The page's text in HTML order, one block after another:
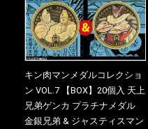
キン肉マンメダルコレクショ
ン VOL.7 【BOX】20個入 天上
兄弟ゲンカ プラチナメダル
金銀兄弟 & ジャスティスマン